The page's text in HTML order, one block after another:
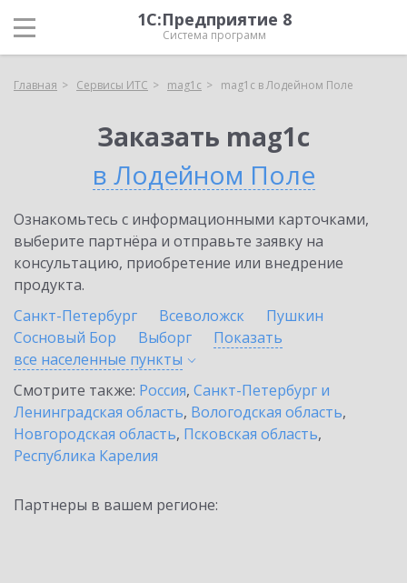
1С:Предприятие 8
Система программ
Главная Сервисы ИТС mag1c mag1c в Лодейном Поле
Заказать mag1c
в Лодейном Поле
Ознакомьтесь с информационными карточками,
выберите партнёра и отправьте заявку на
консультацию, приобретение или внедрение
продукта.
Санкт-Петербург
Всеволожск
Пушкин
Сосновый Бор
Выборг
Показать
все населенные пункты
Смотрите также: Россия, Санкт-Петербург и
Ленинградская область, Вологодская область,
Новгородская область, Псковская область,
Республика Карелия
Партнеры в вашем регионе: